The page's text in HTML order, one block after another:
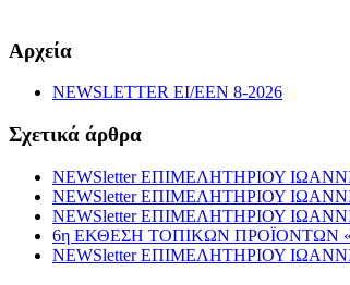
Αρχεία
NEWSLETTER EI/EEN 8-2026
Σχετικά άρθρα
NEWSletter ΕΠΙΜΕΛΗΤΗΡΙΟΥ
NEWSletter ΕΠΙΜΕΛΗΤΗΡΙΟΥ
NEWSletter ΕΠΙΜΕΛΗΤΗΡΙΟΥ
6η ΕΚΘΕΣΗ ΤΟΠΙΚΩΝ ΠΡΟΪΟΝΤΩΝ
NEWSletter ΕΠΙΜΕΛΗΤΗΡΙΟΥ